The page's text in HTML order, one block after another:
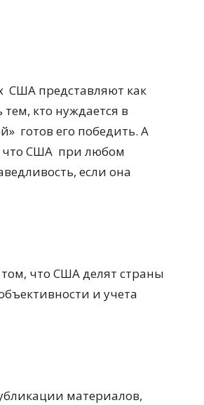
США представляют как
кто нуждается в
готов его победить. А
что США при любом
если она
что США делят страны
и учета
материалов,